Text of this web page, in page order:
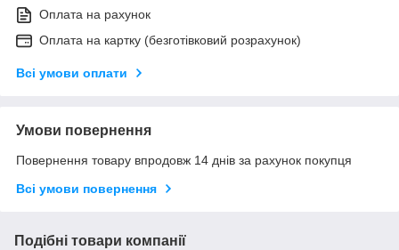
Оплата на рахунок
Оплата на картку (безготівковий розрахунок)
Всі умови оплати
Умови повернення
Повернення товару впродовж 14 днів за рахунок покупця
Всі умови повернення
Подібні товари компанії